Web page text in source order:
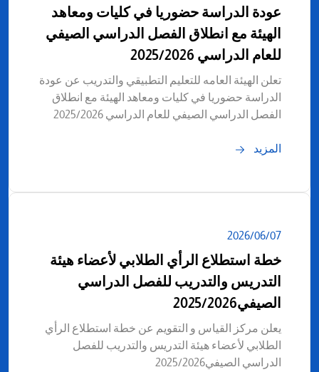
عودة الدراسة حضوريا في كليات ومعاهد
الهيئة مع انطلاق الفصل الدراسي الصيفي
للعام الدراسي 2025/2026
تعلن الهيئة العامه للتعليم التطبيقي والتدريب عن عودة
الدراسة حضوريا في كليات ومعاهد الهيئة مع انطلاق
الفصل الدراسي الصيفي للعام الدراسي 2025/2026
المزيد
07‏/06‏/2026
خطة استطلاع الرأي الطلابي لأعضاء هيئة
التدريس والتدريب للفصل الدراسي
الصيفي2025/2026
يعلن مركز القياس و التقويم عن خطة استطلاع الرأي
الطلابي لأعضاء هيئة التدريس والتدريب للفصل
الدراسي الصيفي2025/2026